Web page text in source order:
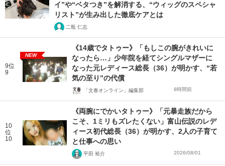
イ”や“ベタつき”を解消する、“ウィッグのスペシャ
リスト”が生み出した徹底ケアとは
二瓶 仁志
9位
9
NEW
《14歳でタトゥー》「もしこの腕がきれいに
なったら…」少年院を経てシングルマザーに
なった元レディース総長（36）が明かす、“若
気の至り”の代償
「文春オンライン」編集部 8時間前
10
位
10
《両腕にでかいタトゥー》「元暴走族だから
こそ、1ミリもズレたくない」富山伝説のレデ
ィース初代総長（36）が明かす、2人の子育て
と仕事への思い
平田 裕介 2026/08/01